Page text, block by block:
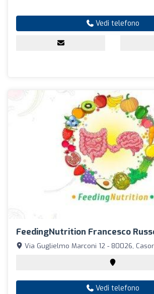
Vedi telefono
FeedingNutrition Francesco
Via Guglielmo Marconi 12 - 80026,
Vedi telefono